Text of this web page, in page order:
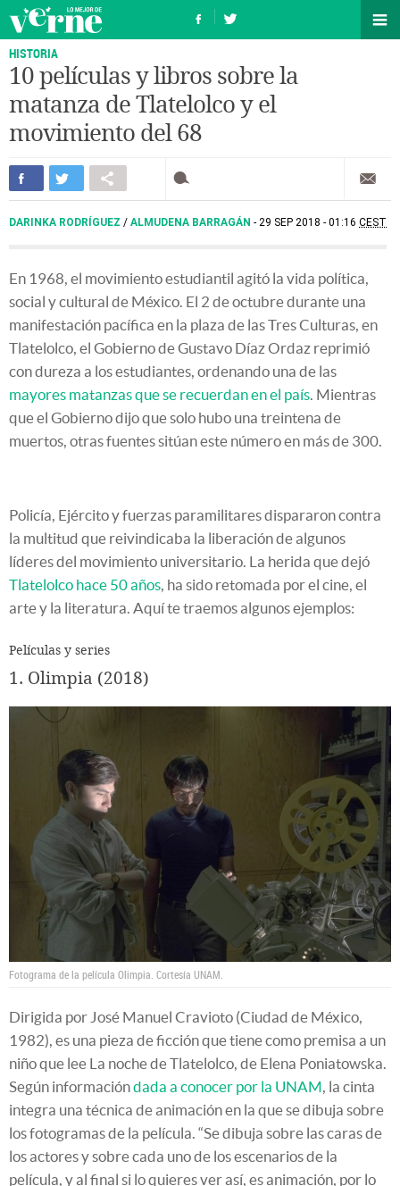
HISTORIA
10 películas y libros sobre la
matanza de Tlatelolco y el
movimiento del 68
DARINKA RODRÍGUEZ / ALMUDENA BARRAGÁN 29 SEP 2018 - 01:16 CEST
En 1968, el movimiento estudiantil agitó la vida política,
social y cultural de México. El 2 de octubre durante una
manifestación pacífica en la plaza de las Tres Culturas, en
Tlatelolco, el Gobierno de Gustavo Díaz Ordaz reprimió
con dureza a los estudiantes, ordenando una de las
mayores matanzas que se recuerdan en el país. Mientras
que el Gobierno dijo que solo hubo una treintena de
muertos, otras fuentes sitúan este número en más de 300.
Policía, Ejército y fuerzas paramilitares dispararon contra
la multitud que reivindicaba la liberación de algunos
líderes del movimiento universitario. La herida que dejó
Tlatelolco hace 50 años, ha sido retomada por el cine, el
arte y la literatura. Aquí te traemos algunos ejemplos:
Películas y series
1. Olimpia (2018)
Fotograma de la película Olimpia. Cortesía UNAM.
Dirigida por José Manuel Cravioto (Ciudad de México,
1982), es una pieza de ficción que tiene como premisa a un
niño que lee La noche de Tlatelolco, de Elena Poniatowska.
Según informacióndada a conocer por la UNAM, la cinta
integra una técnica de animación en la que se dibuja sobre
los fotogramas de la película. “Se dibuja sobre las caras de
los actores y sobre cada uno de los escenarios de la
película, y al final si lo quieres ver así, es animación, por lo